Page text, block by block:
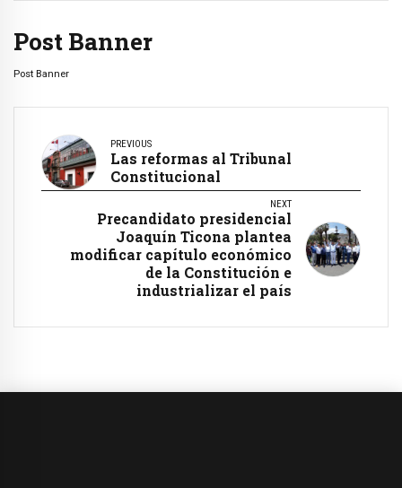
Post Banner
Post Banner
PREVIOUS
Las reformas al Tribunal
Constitucional
NEXT
Precandidato presidencial
Joaquín Ticona plantea
modificar capítulo económico
de la Constitución e
industrializar el país